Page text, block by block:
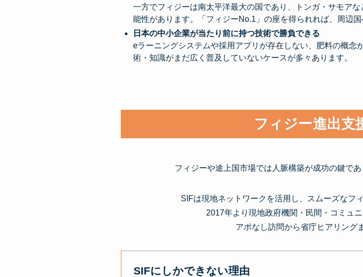
一方でフィジーは南太平洋最大の国であり、トンガ・サモア
能性があります。「フィジーNo.1」の座を得られれば、周辺
日本の中小企業が当たり前に持つ技術で勝負できる
eラーニングシステムや採用アプリが存在しない、肥料の概念
術・知識がまだ広く普及していないケースが多々あります。
フィジー進出支
フィジーや途上国市場では人脈構築が成功の鍵で
SIFは現地ネットワークを活用し、スムーズなフ
2017年より現地政府機関・民間・コミュ
アポなし訪問から省庁ヒアリング
SIFにしかできない理由